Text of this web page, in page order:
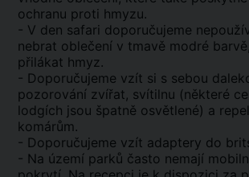
ochranu proti hmyzu.
- V den safari doporučujeme
nebrat oblečení v tmavě modré
přilákat hmyz.
- Doporučujeme vzít si s sebou
pozorování zvířat, svítilnu (některé
lodgích jsou špatně osvětlené) a
komárům.
- Doporučujeme vzít adaptery do
- Na území parků často nemají